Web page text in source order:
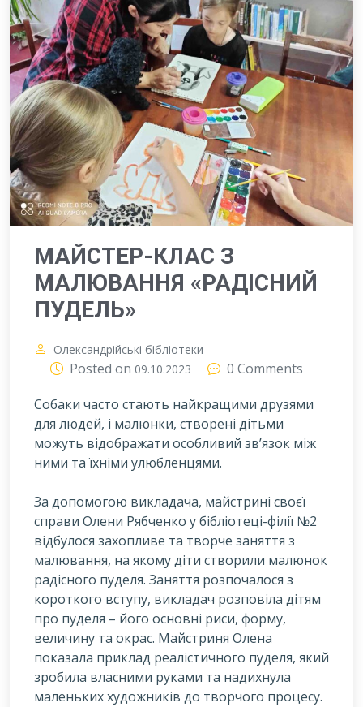
МАЙСТЕР-КЛАС З
МАЛЮВАННЯ «РАДІСНИЙ
ПУДЕЛЬ»
Олександрійські бібліотеки
Posted on 09.10.2023
0 Comments
Собаки часто стають найкращими друзями
для людей, і малюнки, створені дітьми
можуть відображати особливий зв’язок між
ними та їхніми улюбленцями.
За допомогою викладача, майстрині своєї
справи Олени Рябченко у бібліотеці-філії №2
відбулося захопливе та творче заняття з
малювання, на якому діти створили малюнок
радісного пуделя. Заняття розпочалося з
короткого вступу, викладач розповіла дітям
про пуделя – його основні риси, форму,
величину та окрас. Майстриня Олена
показала приклад реалістичного пуделя, який
зробила власними руками та надихнула
маленьких художників до творчого процесу.